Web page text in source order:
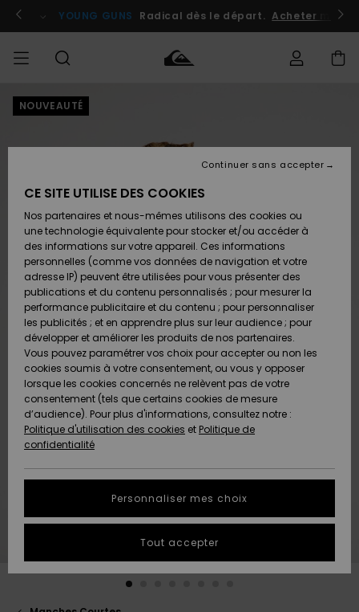
l'information
le
Se connecter / s'inscrire
YOUNG GUNS Radical dès le départ. Acheter
HOMME
Chaussures
& Tongs
Surf
Snow
Nouveautés
A
Découvrir
Chaussures
& Tongs
Surf
Snow
Nouveautés
A
Découvrir
FEMME
A
Découvrir
Snow
SURF
Homme
Surf
Shop
Enfant
Highlights
Communauté
SNOW
Homme
Snow
Shop
Enfant
Snow
Shop
Femme
A
Découvrir
Communauté
OUTLET
Enfant
Outlet
Femme
AIDE &
CONTACT
Retours
Paiement
Carte
Cadeau
Quiksilver
Freedom
Protection
des
tailles
conversation
MAGASINS
QUIKSILVER
NOUVEAUTÉ
CE SITE UTILISE DES COOKIES
Nos partenaires et nous-mêmes utilisons des cookies ou
une technologie équivalente pour stocker et/ou accéder à
des informations sur votre appareil. Ces informations
personnelles (comme vos données de navigation et votre
adresse IP) peuvent être utilisées pour vous présenter des
publications et du contenu personnalisés ; pour mesurer la
performance publicitaire et du contenu ; pour personnaliser
les publicités ; et en apprendre plus sur leur audience ; pour
développer et améliorer les produits de nos partenaires.
Vous pouvez paramétrer vos choix pour accepter ou non les
cookies soumis à votre consentement, ou vous y opposer
lorsque les cookies concernés ne relèvent pas de votre
consentement (tels que certains cookies de mesure
d’audience). Pour plus d'informations, consultez notre :
Politique d'utilisation des cookies et Politique de
confidentialité
Personnaliser mes choix
Continuer sans accepter
Tout accepter